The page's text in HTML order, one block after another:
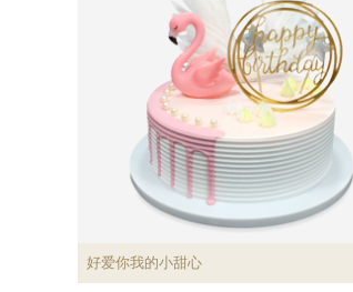
好爱你我的小甜心